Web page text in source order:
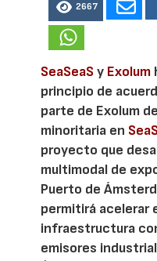
2667
SeaSeaSy Exolum
principio de
parte de Exolum
minoritaria en
proyecto que
multimodal de
Puerto de
permitirá acelerar
infraestructura
emisores